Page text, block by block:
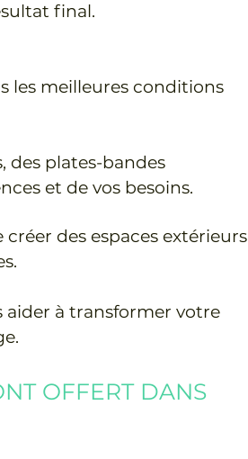
final.
les meilleures conditions
des plates-bandes
et de vos besoins.
des espaces extérieurs
aider à transformer votre
OFFERT DANS